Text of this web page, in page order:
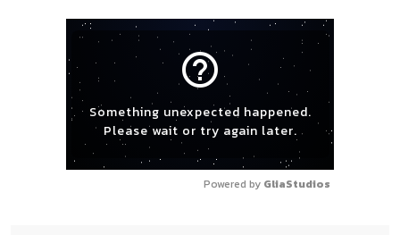
help_outline
Something unexpected happened.
Please wait or try again later.
Powered by GliaStudios